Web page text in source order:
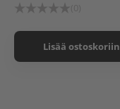
Lisää ostoskoriin